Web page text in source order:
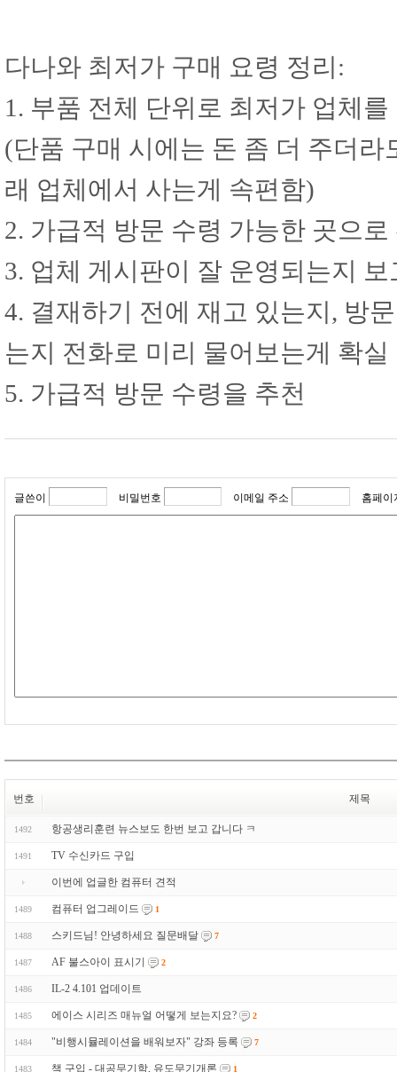
다나와 최저가 구매 요령 정리:
1. 부품 전체 단위로 최저가 업체
(단품 구매 시에는 돈 좀 더 주더
래 업체에서 사는게 속편함)
2. 가급적 방문 수령 가능한 곳으로
3. 업체 게시판이 잘 운영되는지
4. 결재하기 전에 재고 있는지, 방
는지 전화로 미리 물어보는게 확실
5. 가급적 방문 수령을 추천
글쓴이 비밀번호 이메일 주소 홈페이
번호 제목
1492 항공생리훈련 뉴스보도 한번 보고 갑니다 ㅋ
1491 TV 수신카드 구입
이번에 업글한 컴퓨터 견적
1489 컴퓨터 업그레이드 1
1488 스키드님! 안녕하세요 질문배달 7
1487 AF 불스아이 표시기 2
1486 IL-2 4.101 업데이트
1485 에이스 시리즈 매뉴얼 어떻게 보는지요? 2
1484 "비행시뮬레이션을 배워보자" 강좌 등록 7
1483 책 구입 - 대공무기학, 유도무기개론 1